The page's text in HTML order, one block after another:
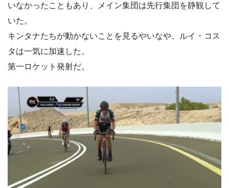
いなかったこともあり、メイン集団は先行集団を静観して
いた。
キンタナたちが動かないことを見るやいなや、ルイ・コス
タは一気に加速した。
第一ロケット発射だ。